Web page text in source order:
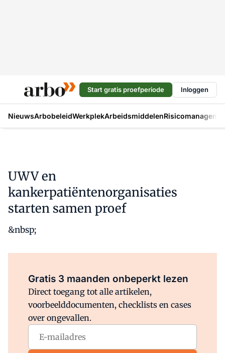
Start gratis proefperiode Inloggen
NieuwsArbobeleidWerkplekArbeidsmiddelen
UWV en
kankerpatiëntenorganisaties
starten samen proef
&nbsp;
Gratis 3 maanden onbeperkt lezen
Direct toegang tot alle artikelen,
voorbeelddocumenten, checklists en cases
over ongevallen.